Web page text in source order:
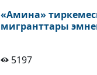
«Амина»
мигранттары
5197